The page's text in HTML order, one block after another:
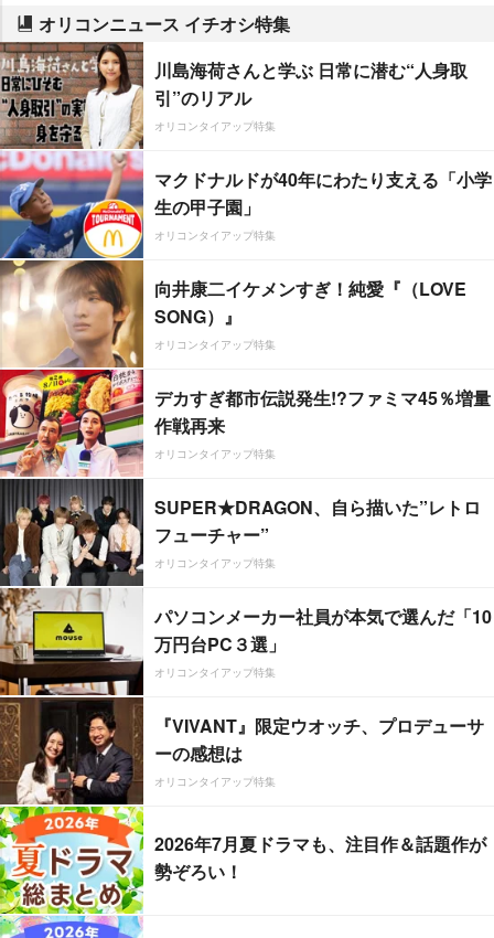
オリコンニュース イチオシ特集
川島海荷さんと学ぶ 日常に潜む“人身取
引”のリアル
オリコンタイアップ特集
マクドナルドが40年にわたり支える「小学
生の甲子園」
オリコンタイアップ特集
向井康二イケメンすぎ！純愛『（LOVE
SONG）』
オリコンタイアップ特集
デカすぎ都市伝説発生!?ファミマ45％増量
作戦再来
オリコンタイアップ特集
SUPER★DRAGON、自ら描いた”レトロ
フューチャー”
オリコンタイアップ特集
パソコンメーカー社員が本気で選んだ「10
万円台PC３選」
オリコンタイアップ特集
『VIVANT』限定ウオッチ、プロデューサ
ーの感想は
オリコンタイアップ特集
2026年7月夏ドラマも、注目作＆話題作が
勢ぞろい！